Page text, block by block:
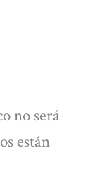
no será
están